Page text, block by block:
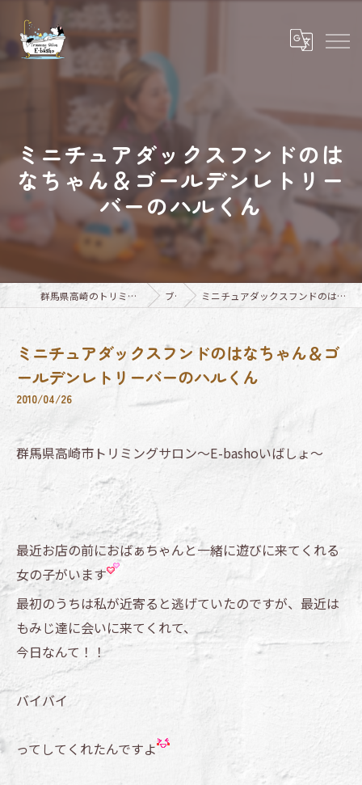
ミニチュアダックスフンドのは
なちゃん＆ゴールデンレトリー
バーのハルくん
群馬県高崎のトリミングならTrimming Salon E-basho ブログ ミニチュアダックスフンドのはなちゃん＆ゴールデンレトリーバーのハルくん
ミニチュアダックスフンドのはなちゃん＆ゴ
ールデンレトリーバーのハルくん
2010/04/26
群馬県高崎市トリミングサロン～E-bashoいばしょ～
最近お店の前におばぁちゃんと一緒に遊びに来てくれる
女の子がいます
最初のうちは私が近寄ると逃げていたのですが、最近は
もみじ達に会いに来てくれて、
今日なんて！！
バイバイ
ってしてくれたんですよ